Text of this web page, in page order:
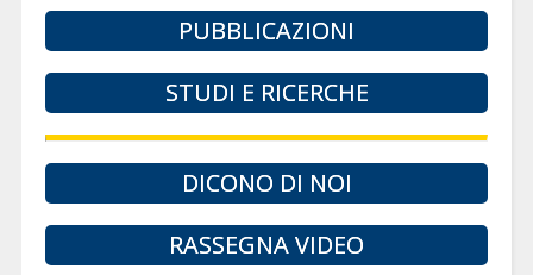
PUBBLICAZIONI
STUDI E RICERCHE
DICONO DI NOI
RASSEGNA VIDEO